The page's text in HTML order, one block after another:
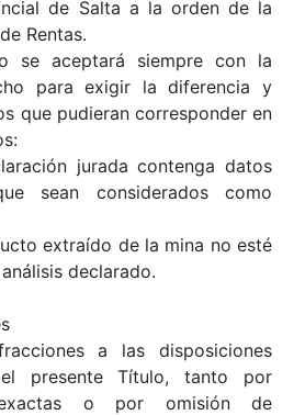
de Salta a la orden de la
Rentas.
se aceptará siempre con la
para exigir la diferencia y
que pudieran corresponder en
jurada contenga datos
sean considerados como
extraído de la mina no esté
declarado.
a las disposiciones
presente Título, tanto por
o por omisión de